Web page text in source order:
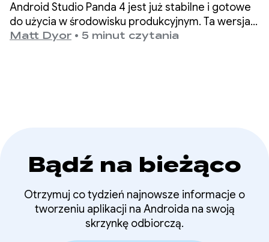
planowania i
przewidywaniu
Android Studio Panda 4 jest już stabilne i gotowe
do użycia w środowisku produkcyjnym. Ta wersja
zawiera tryb planowania, przewidywanie
Matt Dyor • 5 minut czytania
Bądź na bieżąco
Otrzymuj co tydzień najnowsze informacje o
tworzeniu aplikacji na Androida na swoją
skrzynkę odbiorczą.